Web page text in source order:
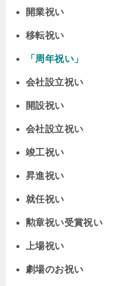
開業祝い
移転祝い
「周年祝い」
会社設立祝い
開設祝い
会社設立祝い
竣工祝い
昇進祝い
就任祝い
勲章祝い受賞祝い
上場祝い
劇場のお祝い